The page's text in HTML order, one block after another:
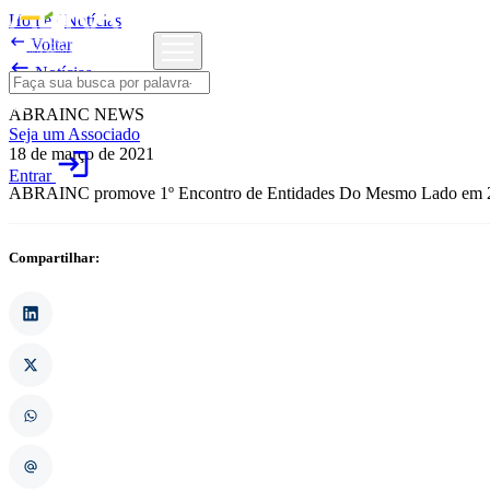
Seja um Associado
Entrarlogin
Home/Notícias
 Voltar
Notícias
ABRAINC NEWS
18 de março de 2021
ABRAINC promove 1º Encontro de Entidades Do Mesmo Lado em
Compartilhar: